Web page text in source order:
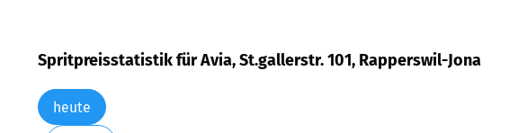
Spritpreisstatistik für Avia, St.gallerstr. 101, Rapperswil-Jona
heute